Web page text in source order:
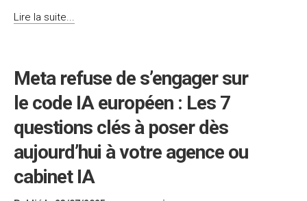
Lire la suite...
Meta refuse de s’engager sur
le code IA européen : Les 7
questions clés à poser dès
aujourd’hui à votre agence ou
cabinet IA